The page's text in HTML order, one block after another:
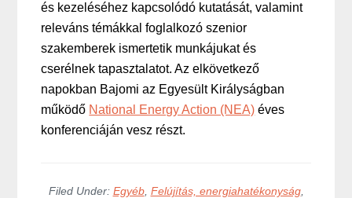
és kezeléséhez kapcsolódó kutatását, valamint
releváns témákkal foglalkozó szenior
szakemberek ismertetik munkájukat és
cserélnek tapasztalatot. Az elkövetkező
napokban Bajomi az Egyesült Királyságban
működő National Energy Action (NEA) éves
konferenciáján vesz részt.
Filed Under: Egyéb, Felújítás, energiahatékonyság,